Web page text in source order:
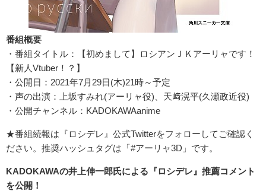
番組概要
・番組タイトル：【初めまして】ロシアンＪＫアーリャです！
【新人Vtuber！？】
・公開日：2021年7月29日(木)21時～予定
・声の出演：上坂すみれ(アーリャ役)、天﨑滉平(久瀬政近役)
・公開チャンネル：KADOKAWAanime
★番組続報は『ロシデレ』公式Twitterをフォローしてご確認く
ださい。推奨ハッシュタグは「#アーリャ3D」です。
KADOKAWAの井上伸一郎氏による『ロシデレ』推薦コメント
を公開！